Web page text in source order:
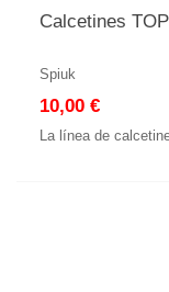
Calcetines
Spiuk
10,00 €
La línea de